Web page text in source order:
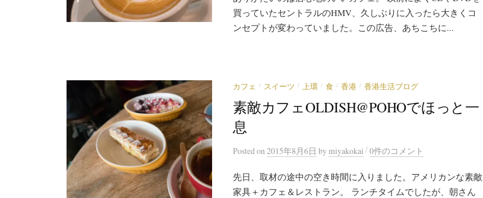
買っていたセントラルのHMV、久しぶりに入ったら大きくコ
ンセプトが変わっていました。この広告、あちこちに...
カフェ / スイーツ / 上環 / 食 / 香港 / 香港生活ブログ
素敵カフェOLDISH@POHOでほっと一
息
Posted on 2015年8月6日 by miyakokai /0件のコメント
先日、取材の途中の空き時間に入りました。アメリカンな素敵
家具＋カフェ＆レストラン。 ランチタイムでしたが、朝さん